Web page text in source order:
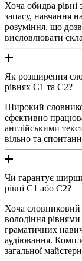
Хоча обидва рівні
запасу, навчання
розуміння, що
висловлювати
Як розширення
рівнях С1 та С2?
Широкий
ефективно
англійськими
вільно та
Чи гарантує
рівні C1 або C2?
Хоча
володіння
граматичних
аудіювання.
загальної